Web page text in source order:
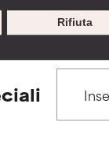
Rifiuta
benefici solo
benefici solo